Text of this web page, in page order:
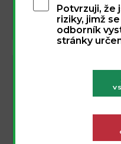
další akce
NEJNOVĚJŠÍ
Potvrzuji, že
riziky, jimž
odborník
stránky